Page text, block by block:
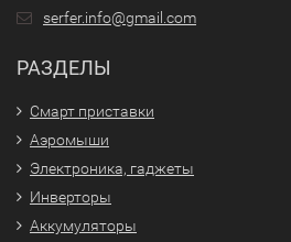
serfer.info@gmail.com
РАЗДЕЛЫ
Смарт приставки
Аэромыши
Электроника, гаджеты
Инверторы
Аккумуляторы